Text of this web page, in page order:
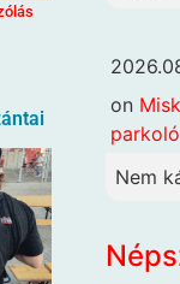
on
parkoló
Nem